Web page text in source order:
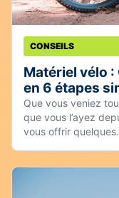
CONSEILS
Matériel vélo
en 6 étapes
Que vous veniez
que vous l’ayez
vous offrir